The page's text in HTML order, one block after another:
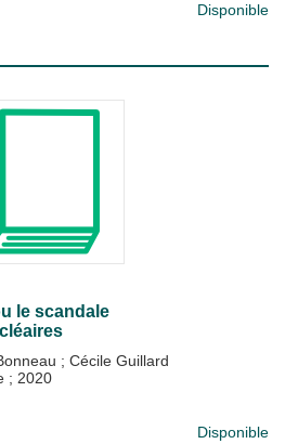
Disponible
le scandale
; Cécile Guillard
; 2020
Disponible